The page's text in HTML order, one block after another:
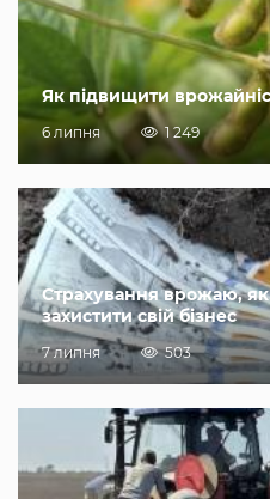
Як підвищити
6 липня 1 249
Страхування врожаю,
захистити свій бізнес
7 липня 503